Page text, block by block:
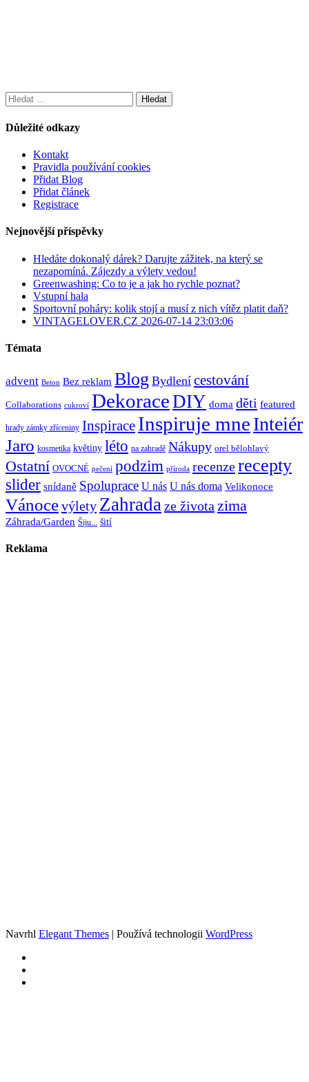
Vyhledávání
Důležité odkazy
Kontakt
Pravidla používání cookies
Přidat Blog
Přidat článek
Registrace
Nejnovější příspěvky
Hledáte dokonalý dárek? Darujte zážitek, na který se
nezapomíná. Zájezdy a výlety vedou!
Greenwashing: Co to je a jak ho rychle poznat?
Vstupní hala
Sportovní poháry: kolik stojí a musí z nich vítěz platit daň?
VINTAGELOVER.CZ 2026-07-14 23:03:06
Témata
advent Beton Bez reklam Blog Bydlení cestování
Collaborations cukroví DekoraceDIY doma děti featured
hrady zámky zříceniny Inspirace Inspiruje mneInteiér
Jaro kosmetika květiny léto na zahradě Nákupy orel bělohlavý
Ostatní OVOCNÉ pečení podzim příroda recenzerecepty
slider snídaně Spoluprace U nás U nás doma Velikonoce
Vánocevýlety Zahradaze života zima
Záhrada/Garden Šiju... šití
Reklama
Navrhl Elegant Themes | Používá technologii WordPress